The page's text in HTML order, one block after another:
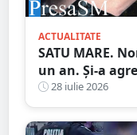
ACTUALITATE
SATU MARE.
un an. Și-a
28 iulie 2026